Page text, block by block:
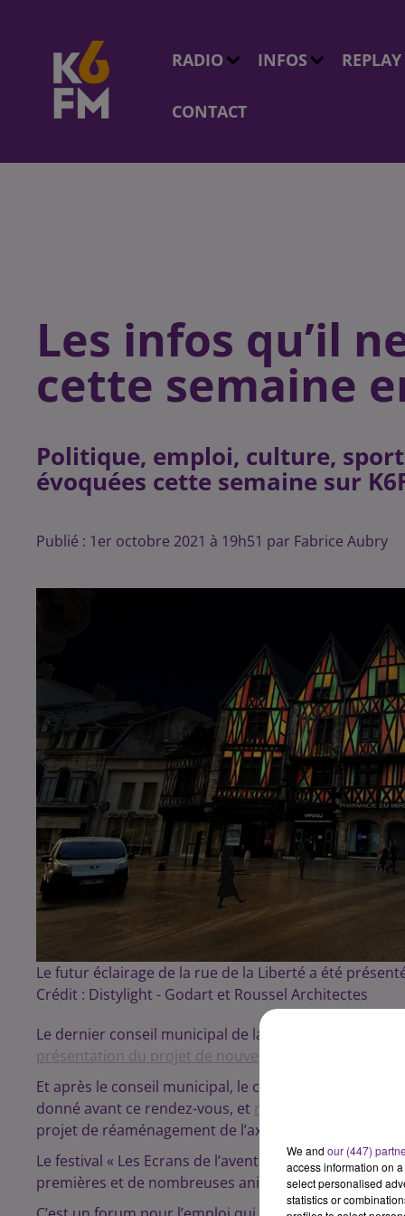
RADIO INFOS REPLAY
CONTACT
Les infos qu’il
cette semaine
Politique, emploi, culture,
évoquées cette semaine sur
Publié : 1er octobre 2021 à 19h51 par Fabrice Aubry
Le futur éclairage de la rue de la Liberté a été
Crédit : Distylight - Godart et Roussel Architectes
Le dernier conseil municipal de la ville de Dijon avait
présentation du projet de nouvel éclairage de la rue
Et après le conseil municipal, le conseil métropolitain
donné avant ce rendez-vous, et nous avons échangé
projet de réaménagement de l’axe sud de l’agglo
Le festival « Les Ecrans de l’aventure », qui aura lieu
premières et de nombreuses animations rythmeront
We and our (447)
access information on
select personalised
statistics or